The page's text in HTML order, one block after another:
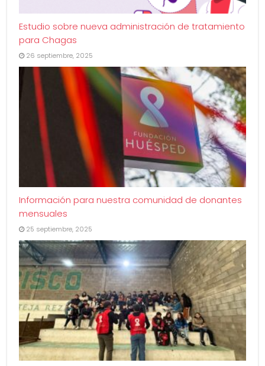
Estudio sobre nueva administración de tratamiento
para Chagas
26 septiembre, 2025
Información para nuestra comunidad de donantes
mensuales
25 septiembre, 2025